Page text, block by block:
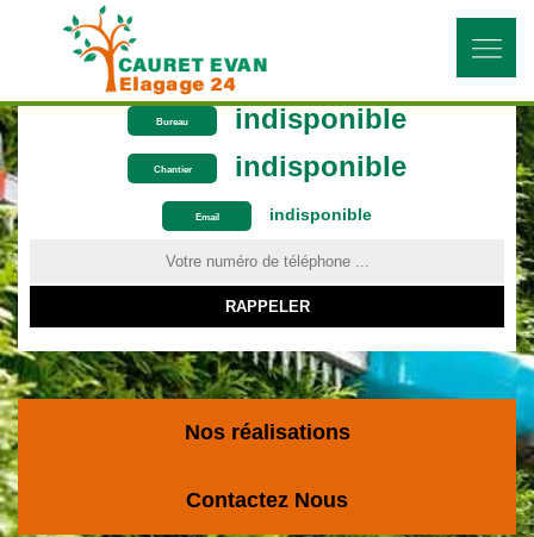
Bureau indisponible
Chantier indisponible
Email indisponible
ON VOUS RAPPELLE GRATUITEMENT
Nos réalisations
Contactez Nous